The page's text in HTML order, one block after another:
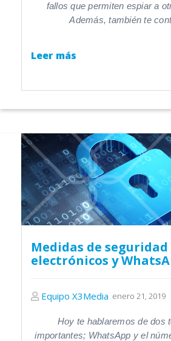
fallos que permiten espiar a
Además, también te
Leer más
Medidas de
electrónicos y
Equipo X3Media enero 21, 2019
Hoy te hablaremos de dos
importantes; WhatsApp y el